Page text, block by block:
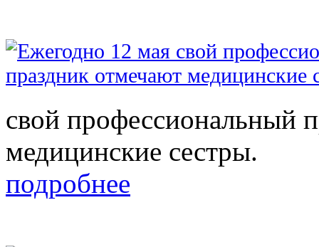
свой профессиональный
медицинские сестры.
подробнее